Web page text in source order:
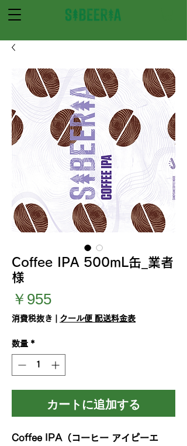
Coffee IPA 500mL缶_業者
様
￥955価
格
消費税抜き クール便 配送料金表
数量 *
カートに追加する
Coffee IPA（コーヒー アイピーエ